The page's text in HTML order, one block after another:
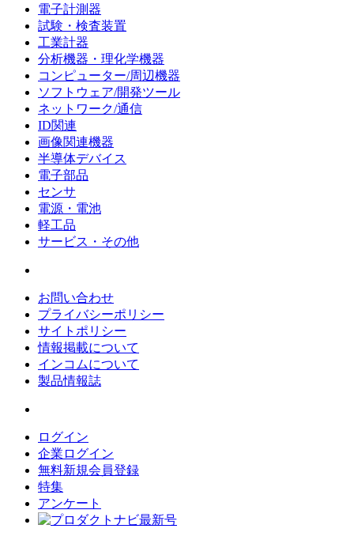
電子計測器
試験・検査装置
工業計器
分析機器・理化学機器
コンピューター/周辺機器
ソフトウェア/開発ツール
ネットワーク/通信
ID関連
画像関連機器
半導体デバイス
電子部品
センサ
電源・電池
軽工品
サービス・その他
お問い合わせ
プライバシーポリシー
サイトポリシー
情報掲載について
インコムについて
製品情報誌
ログイン
企業ログイン
無料新規会員登録
特集
アンケート